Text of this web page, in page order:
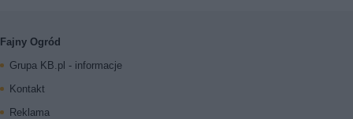
Fajny Ogród
Grupa KB.pl - informacje
Kontakt
Reklama